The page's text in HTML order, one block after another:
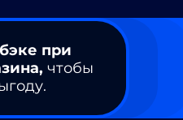
при
чтобы